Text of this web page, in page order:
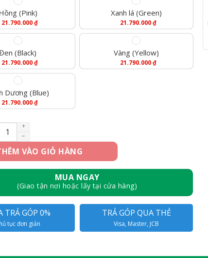
(Pink)
21.790.000₫
Xanh lá (Green)
21.790.000₫
(Black)
21.790.000₫
Vàng (Yellow)
21.790.000₫
Dương (Blue)
21.790.000₫
[Mới 100%] iPhone 15 128GB số lượng
VÀO GIỎ HÀNG
MUA NGAY
(Giao tận nơi hoặc lấy tại cửa hàng)
TRẢ GÓP 0%
tục đơn giản
TRẢ GÓP QUA THẺ
Visa, Master, JCB